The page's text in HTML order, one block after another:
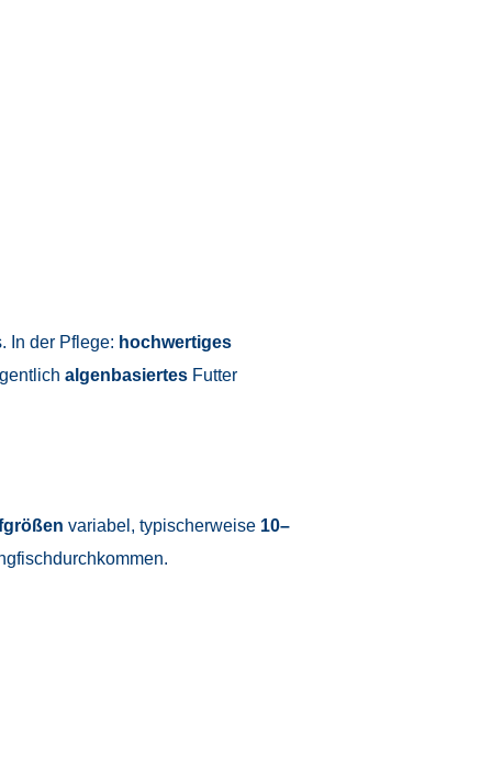
In der Pflege: hochwertiges
algenbasiertesFutter
variabel, typischerweise 10–